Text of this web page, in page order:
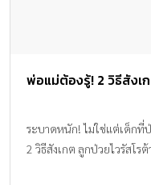
พ่อแม่ต้องรู้! 2 วิธีสังเ
ระบาดหนัก! ไม่ใช่แต่เด็กที่
2 วิธีสังเกต ลูกป่วยไวรัสโรต้